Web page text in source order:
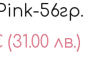
56гр.
(31.00 лв.)